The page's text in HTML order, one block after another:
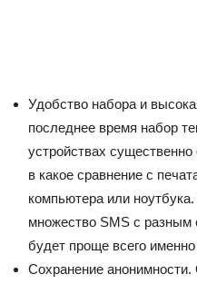
Удобство набора и
последнее время набор
устройствах
в какое сравнение с
компьютера или
множество SMS с
будет проще всего
Сохранение